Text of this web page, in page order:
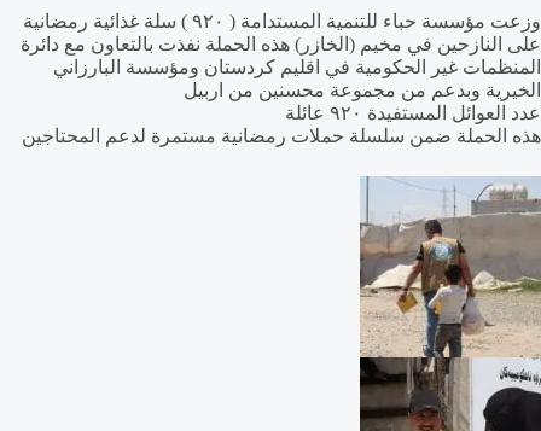
وزعت مؤسسة حباء للتنمية المستدامة ( ٩٢٠ ) سلة غذائية رمضانية
على النازحين في مخيم (الخازر) هذه الحملة نفذت بالتعاون مع دائرة
المنظمات غير الحكومية في اقليم كردستان ومؤسسة البارزاني
الخيرية وبدعم من مجموعة محسنين من اربيل
عدد العوائل المستفيدة ٩٢٠ عائلة
هذه الحملة ضمن سلسلة حملات رمضانية مستمرة لدعم المحتاجين